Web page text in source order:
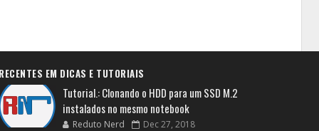
RECENTES EM DICAS E TUTORIAIS
Tutorial.: Clonando o HDD para um SSD M.2
instalados no mesmo notebook
Reduto Nerd Dec 27, 2018